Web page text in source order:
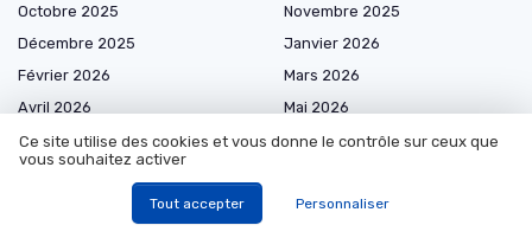
Octobre 2025
Novembre 2025
Décembre 2025
Janvier 2026
Février 2026
Mars 2026
Avril 2026
Mai 2026
Juin 2026
Juillet 2026
Août 2026
Ce site utilise des cookies et vous donne le contrôle sur ceux que
vous souhaitez activer
Tout accepter Personnaliser